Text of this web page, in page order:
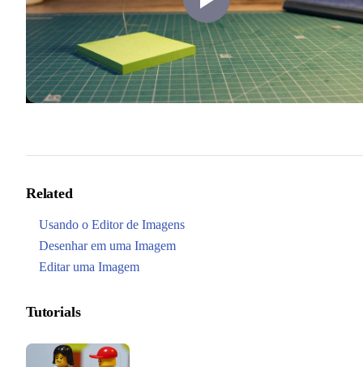
Play
Video
Related
Usando o Editor de Imagens
Desenhar em uma Imagem
Editar uma Imagem
Tutorials